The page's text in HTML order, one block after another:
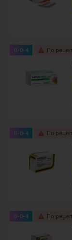
0-0-4 По
0-0-4 По
0-0-4 По